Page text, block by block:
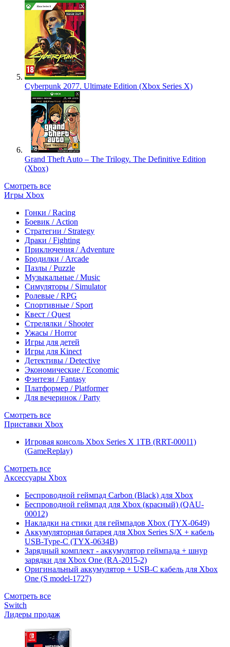
Cyberpunk 2077. Ultimate Edition (Xbox Series X)
Grand Theft Auto – The Trilogy. The Definitive Edition
(Xbox)
Смотреть все
Игры Xbox
Гонки / Racing
Боевик / Action
Стратегии / Strategy
Драки / Fighting
Приключения / Adventure
Бродилки / Arcade
Пазлы / Puzzle
Музыкальные / Music
Симуляторы / Simulator
Ролевые / RPG
Спортивные / Sport
Квест / Quest
Стрелялки / Shooter
Ужасы / Horror
Игры для детей
Игры для Kinect
Детективы / Detective
Экономические / Economic
Фэнтези / Fantasy
Платформер / Platformer
Для вечеринок / Party
Смотреть все
Приставки Xbox
Игровая консоль Xbox Series X 1TB (RRT-00011)
(GameReplay)
Смотреть все
Аксессуары Xbox
Беспроводной геймпад Carbon (Black) для Xbox
Беспроводной геймпад для Xbox (красный) (QAU-
00012)
Накладки на стики для геймпадов Xbox (TYX-0649)
Аккумуляторная батарея для Xbox Series S/X + кабель
USB-Type-C (TYX-0634B)
Зарядный комплект - аккумулятор геймпада + шнур
зарядки для Xbox One (RA-2015-2)
Оригинальный аккумулятор + USB-C кабель для Xbox
One (S model-1727)
Смотреть все
Switch
Лидеры продаж